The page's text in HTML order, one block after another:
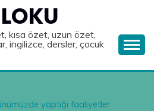
kısa özet, uzun özet,
ingilizce, dersler, çocuk
yaptığı faaliyetler